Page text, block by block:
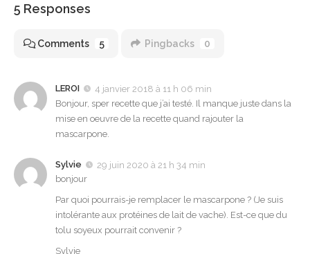
5 Responses
Comments 5 Pingbacks 0
LEROI
4 janvier 2018 à 11 h 06 min
Bonjour, sper recette que j’ai testé. Il manque juste dans la
mise en oeuvre de la recette quand rajouter la
mascarpone.
Sylvie
29 juin 2020 à 21 h 34 min
bonjour
Par quoi pourrais-je remplacer le mascarpone ? (Je suis
intolérante aux protéines de lait de vache). Est-ce que du
tolu soyeux pourrait convenir ?
Sylvie